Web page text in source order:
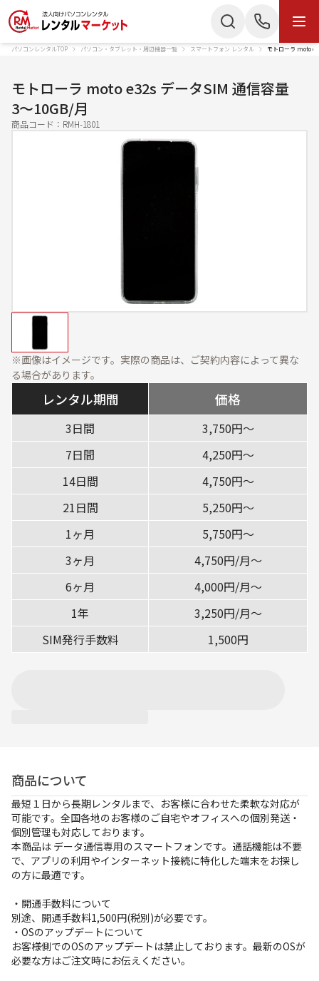
商品カテゴリー
ノートパソコン Mac
IPad
Wi-Fiルーター
ペンタブレット
ソフトウェア・オプショ
ン
サービス・ソリューション
標準サービス 安心補償プラン
キッティング データ消去
設定・設置／オンサイト
ご利用ガイド
ご利用の流れ ご返却方法
レンタル利用期間につい 配送について
お支払方法
かんたん見積もり
050-3135-2199
受付時間 9：00〜17：30（土日祝休）
050-3135-2199
受付時間 9：00〜17：30（土日祝休）
パソコンレンタルTOP パソコン・タブレット・周辺機器一覧 スマートフォン レンタル モトローラ moto
レンタル期間 価格
3日間
3,750円〜
7日間
4,250円〜
14日間
4,750円〜
21日間
5,250円〜
1ヶ月
5,750円〜
3ヶ月
4,750円/月〜
6ヶ月
4,000円/月〜
1年
3,250円/月〜
SIM発行手数料
1,500円
※画像はイメージです。実際の商品は、ご契約内容によって異な
る場合があります。
モトローラ moto e32s データSIM 通信容量
3〜10GB/月
商品コード： RMH-1801
商品について
最短１日から長期レンタルまで、お客様に合わせた柔軟な対応が
可能です。全国各地のお客様のご自宅やオフィスへの個別発送・
個別管理も対応しております。
本商品は データ通信専用のスマートフォンです。通話機能は不要
で、アプリの利用やインターネット接続に特化した端末をお探し
の方に最適です。
・開通手数料について
別途、開通手数料1,500円(税別)が必要です。
・OSのアップデートについて
お客様側でのOSのアップデートは禁止しております。最新のOSが
必要な方はご注文時にお伝えください。